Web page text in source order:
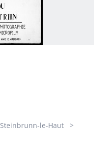
Steinbrunn-le-Haut